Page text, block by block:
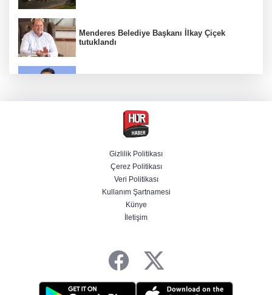
Menderes Belediye Başkanı İlkay Çiçek
tutuklandı
Hür Ağbaba soruşturmasında MASAK para
hareketlerini inceledi
Bakan Gürlek: Kanunda şehitleri incitecek
düzenleme yok
Gizlilik Politikası
Çerez Politikası
Veri Politikası
Kullanım Şartnamesi
Künye
İletişim